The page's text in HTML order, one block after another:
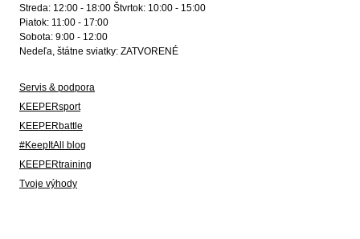
Streda: 12:00 - 18:00 Štvrtok: 10:00 - 15:00
Piatok: 11:00 - 17:00
Sobota: 9:00 - 12:00
Nedeľa, štátne sviatky: ZATVORENÉ
Servis & podpora
KEEPERsport
KEEPERbattle
#KeepItAll blog
KEEPERtraining
Tvoje výhody